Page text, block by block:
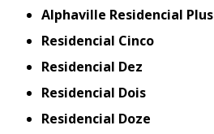
Alphaville Residencial Plus
Residencial Cinco
Residencial Dez
Residencial Dois
Residencial Doze